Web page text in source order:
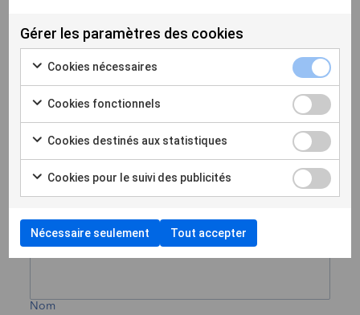
Construisons ensemble
un avenir plus juste &
plusdurable
+33 (0)1 40 58 30 00
Nom
Gérer les paramètres des cookies
Cookies nécessaires
Cookies fonctionnels
Cookies destinés aux statistiques
Cookies pour le suivi des publicités
Nécessaire seulement Tout accepter